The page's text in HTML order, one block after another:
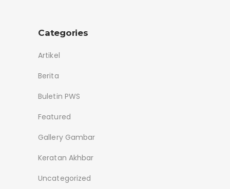
Categories
Artikel
Berita
Buletin PWS
Featured
Gallery Gambar
Keratan Akhbar
Uncategorized